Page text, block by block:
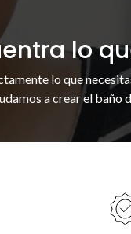
lo
lo que
a crear el baño